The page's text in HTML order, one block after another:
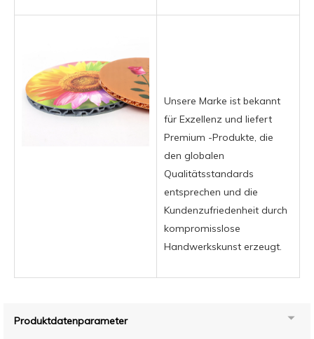
Unsere Marke ist bekannt
für Exzellenz und liefert
Premium -Produkte, die
den globalen
Qualitätsstandards
entsprechen und die
Kundenzufriedenheit durch
kompromisslose
Handwerkskunst erzeugt.
Produktdatenparameter